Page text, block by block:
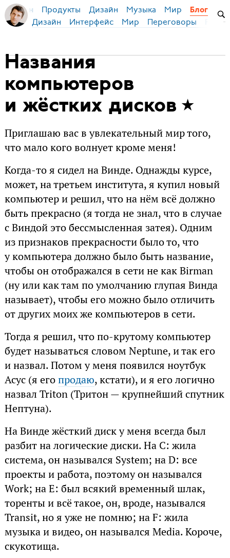
Бирман Продукты Дизайн Музыка Мир Блог
Дизайн Интерфейс Мир Переговоры
Названия
компьютеров
и жёстких дисков
Приглашаю вас в увлекательный мир того,
что мало кого волнует кроме меня!
Когда-то я сидел на Винде. Однажды курсе,
может, на третьем института, я купил новый
компьютер и решил, что на нём всё должно
быть прекрасно (я тогда не знал, что в случае
с Виндой это бессмысленная затея). Одним
из признаков прекрасности было то, что
у компьютера должно было быть название,
чтобы он отображался в сети не как Birman
(ну или как там по умолчанию глупая Винда
называет), чтобы его можно было отличить
от других моих же компьютеров в сети.
Тогда я решил, что по-крутому компьютер
будет называться словом Neptune, и так его
и назвал. Потом у меня появился ноутбук
Асус (я егопродаю, кстати), и я его логично
назвал Triton (Тритон — крупнейший спутник
Нептуна).
На Винде жёсткий диск у меня всегда был
разбит на логические диски. На C: жила
система, он назывался System; на D: все
проекты и работа, поэтому он назывался
Work; на E: был всякий временный шлак,
торенты и всё такое, он, вроде, назывался
Transit, но я уже не помню; на F: жила
музыка и видео, он назывался Media. Короче,
скукотища.